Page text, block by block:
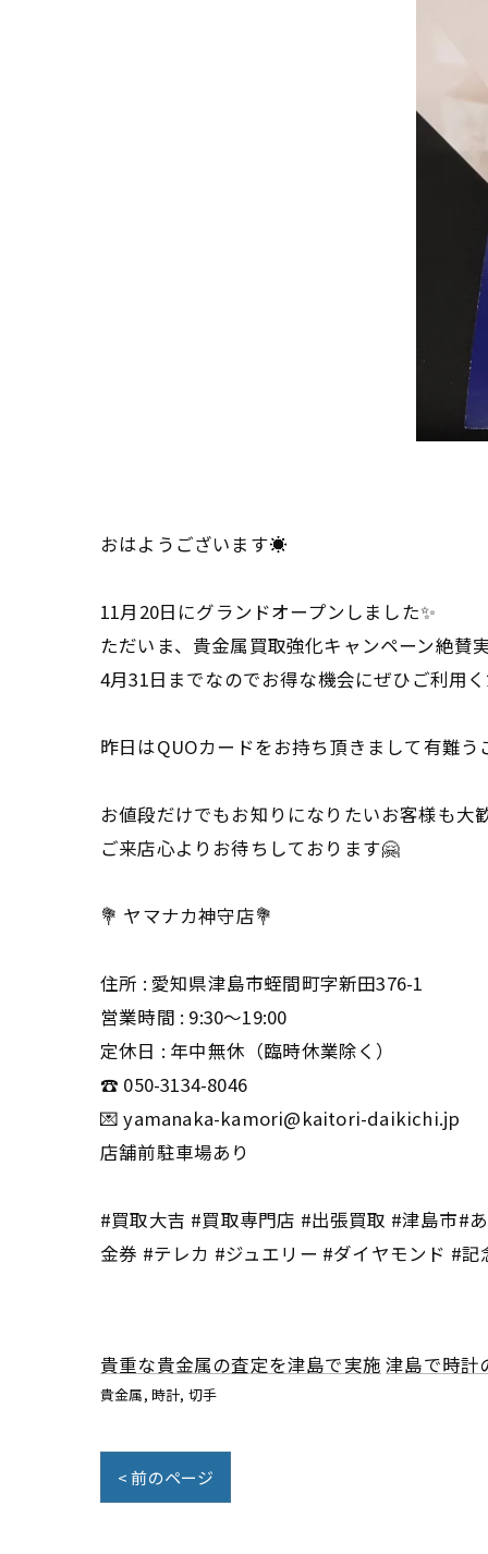
おはようございます☀
11月20日にグランドオープンしました✨
ただいま、貴金属買取強化キャンペーン絶賛
4月31日までなのでお得な機会にぜひご利用
昨日はQUOカードをお持ち頂きまして有難う
お値段だけでもお知りになりたいお客様も
ご来店心よりお待ちしております🤗
💐 ヤマナカ神守店💐
住所 : 愛知県津島市蛭間町字新田376-1
営業時間 : 9:30〜19:00
定休日 : 年中無休（臨時休業除く）
☎️ 050-3134-8046
💌 yamanaka-kamori@kaitori-daikichi.jp
店舗前駐車場あり
#買取大吉 #買取専門店 #出張買取 #津島市#
金券 #テレカ #ジュエリー #ダイヤモンド #
貴重な貴金属の査定を津島で実施 津島で時計
貴金属 時計 切手
< 前のページ